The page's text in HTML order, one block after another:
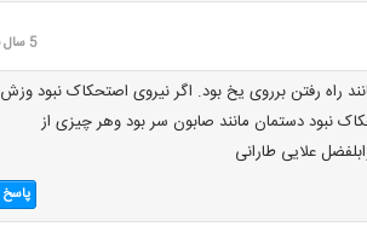
5 سال قبل
راه رفتن برروی یخ بود. اگر نیروی اصتحکاک نبود وزش
نبود دستمان مانند صابون سر بود وهر چیزی از
علایی طارانی
پاسخ